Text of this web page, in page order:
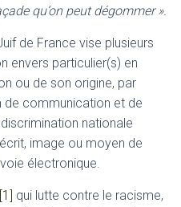
qu’on peut dégommer ».
de France vise plusieurs
envers particulier(s) en
ou de son origine, par
de communication et de
nationale
image ou moyen de
électronique.
[1] qui lutte contre le racisme,